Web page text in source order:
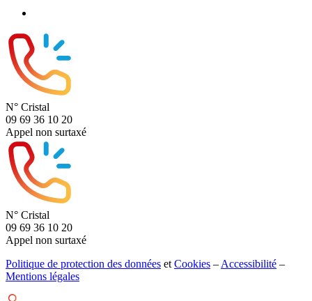
N° Cristal
09 69 36 10 20
Appel non surtaxé
N° Cristal
09 69 36 10 20
Appel non surtaxé
Politique de protection des données et Cookies – Accessibilité –
Mentions légales